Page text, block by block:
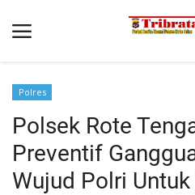
Beranda
Terms & Conditions
Pengamanan di Pelabuhan
Polres
Polsek Rote
Preventif
Wujud Polri